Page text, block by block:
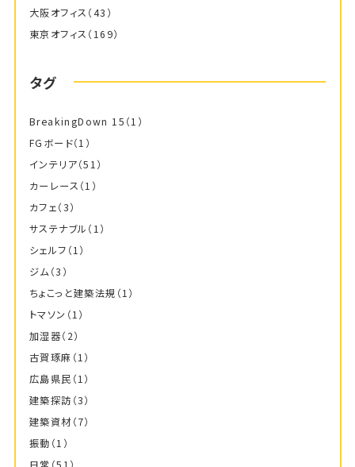
大阪オフィス （43）
東京オフィス （169）
タグ
BreakingDown 15 （1）
FGボード（1）
インテリア（51）
カーレース （1）
カフェ（3）
サステナブル （1）
シェルフ （1）
ジム（3）
ちょこっと建築法規 （1）
トマソン （1）
加湿器（2）
古賀琢麻 （1）
広島県民 （1）
建築探訪 （3）
建築資材（7）
振動 （1）